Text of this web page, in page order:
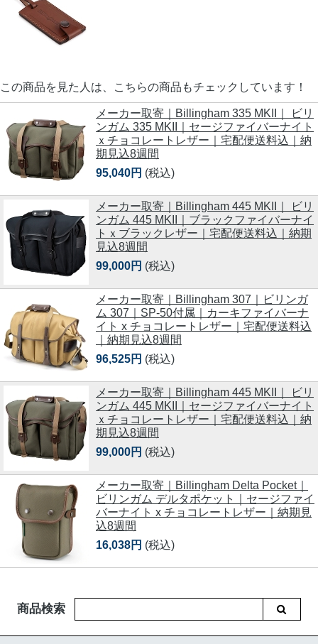
この商品を見た人は、こちらの商品もチェックしています！
メーカー取寄｜Billingham 335 MKII｜ ビリ
ンガム 335 MKII｜セージファイバーナイト
ｘチョコレートレザー｜宅配便送料込｜納
期見込8週間
95,040円 (税込)
メーカー取寄｜Billingham 445 MKII｜ ビリ
ンガム 445 MKII｜ブラックファイバーナイ
トｘブラックレザー｜宅配便送料込｜納期
見込8週間
99,000円 (税込)
メーカー取寄｜Billingham 307｜ビリンガ
ム 307｜SP-50付属｜カーキファイバーナ
イト x チョコレートレザー｜宅配便送料込
｜納期見込8週間
96,525円 (税込)
メーカー取寄｜Billingham 445 MKII｜ ビリ
ンガム 445 MKII｜セージファイバーナイト
ｘチョコレートレザー｜宅配便送料込｜納
期見込8週間
99,000円 (税込)
メーカー取寄｜Billingham Delta Pocket｜
ビリンガム デルタポケット｜セージファイ
バーナイト x チョコレートレザー｜納期見
込8週間
16,038円 (税込)
商品検索